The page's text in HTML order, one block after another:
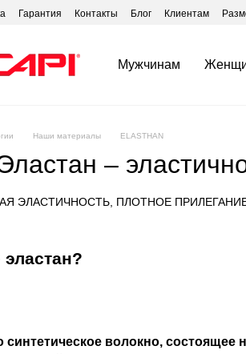
контенту
Гарантия Контакты Блог Клиентам
Мужчинам
Наши материалы ELASTHAN
–
эластан?
синтетическое волокно,